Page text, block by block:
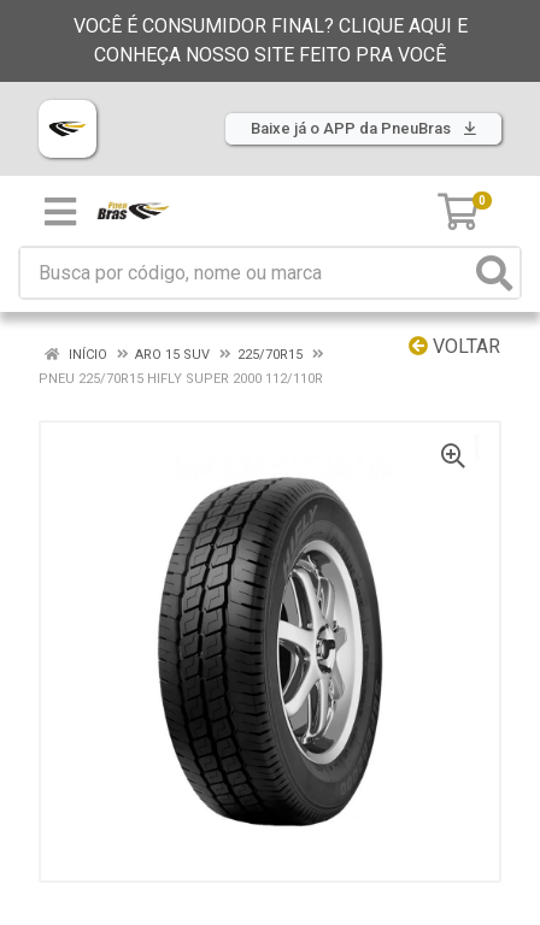
VOCÊ É CONSUMIDOR FINAL? CLIQUE AQUI E
CONHEÇA NOSSO SITE FEITO PRA VOCÊ
Baixe já o APP da PneuBras
0
VOLTAR
INÍCIO ARO 15 SUV
225/70R15
PNEU 225/70R15 HIFLY SUPER 2000 112/110R